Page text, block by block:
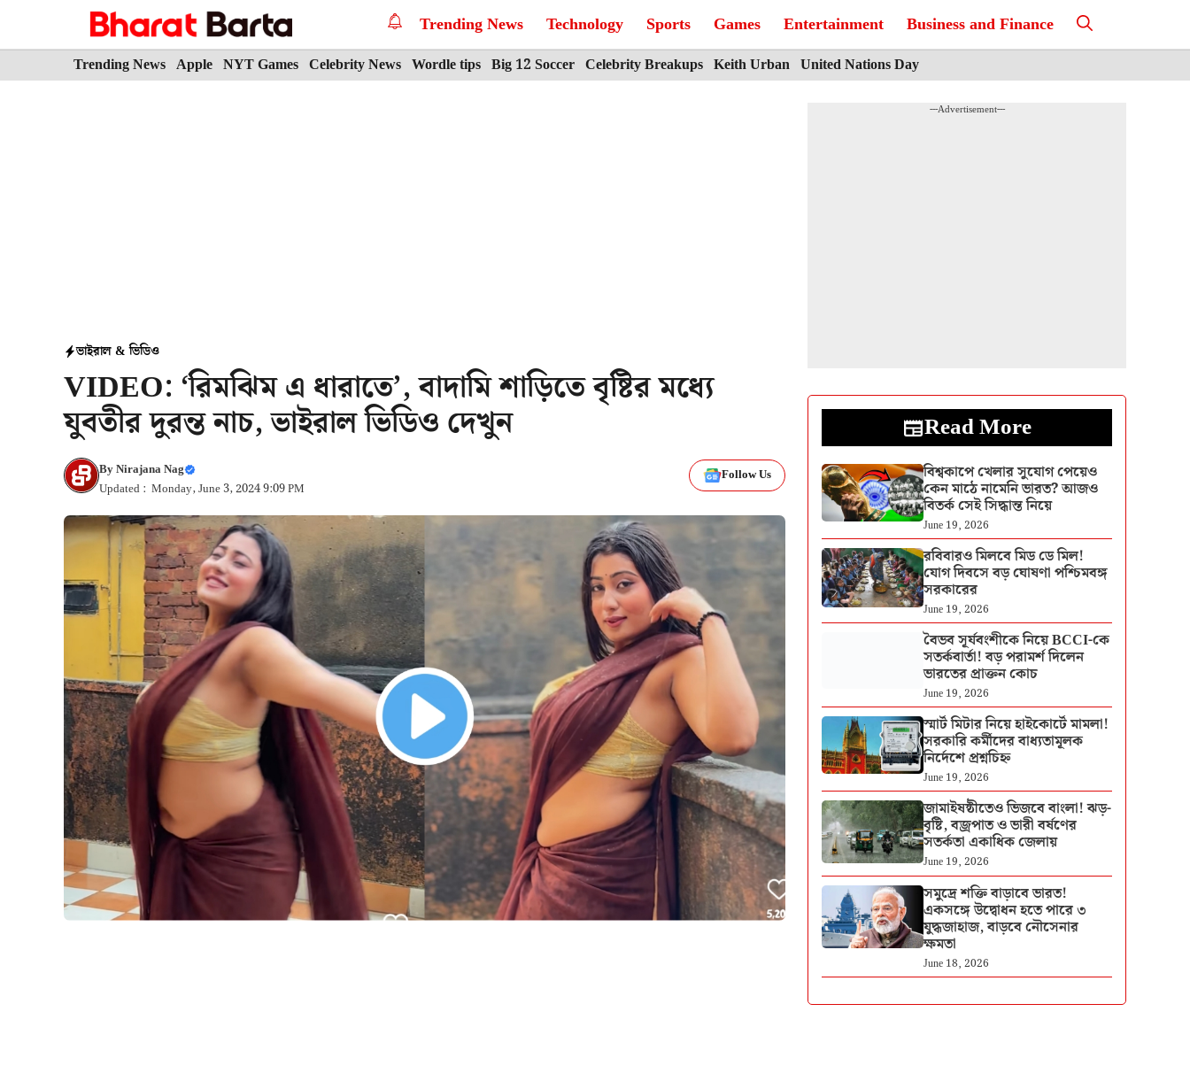
Trending News Technology Sports Games Entertainment Business and Finance
Trending News Apple NYT Games Celebrity News Wordle tips Big 12 Soccer Celebrity Breakups Keith Urban United Nations Day
ভাইরাল & ভিডিও
VIDEO: ‘রিমঝিম এ ধারাতে’, বাদামি শাড়িতে বৃষ্টির মধ্যে
যুবতীর দুরন্ত নাচ, ভাইরাল ভিডিও দেখুন
ByNirajana Nag
Updated : Monday, June 3, 2024 9:09 PM
Follow Us
---Advertisement---
Read More
বিশ্বকাপে খেলার সুযোগ পেয়েও
কেন মাঠে নামেনি ভারত? আজও
বিতর্ক সেই সিদ্ধান্ত নিয়ে
June 19, 2026
রবিবারও মিলবে মিড ডে মিল!
যোগ দিবসে বড় ঘোষণা পশ্চিমবঙ্গ
সরকারের
June 19, 2026
বৈভব সূর্যবংশীকে নিয়ে BCCI-কে
সতর্কবার্তা! বড় পরামর্শ দিলেন
ভারতের প্রাক্তন কোচ
June 19, 2026
স্মার্ট মিটার নিয়ে হাইকোর্টে মামলা!
সরকারি কর্মীদের বাধ্যতামূলক
নির্দেশে প্রশ্নচিহ্ন
June 19, 2026
জামাইষষ্ঠীতেও ভিজবে বাংলা! ঝড়-
বৃষ্টি, বজ্রপাত ও ভারী বর্ষণের
সতর্কতা একাধিক জেলায়
June 19, 2026
সমুদ্রে শক্তি বাড়াবে ভারত!
একসঙ্গে উদ্বোধন হতে পারে ৩
যুদ্ধজাহাজ, বাড়বে নৌসেনার
ক্ষমতা
June 18, 2026